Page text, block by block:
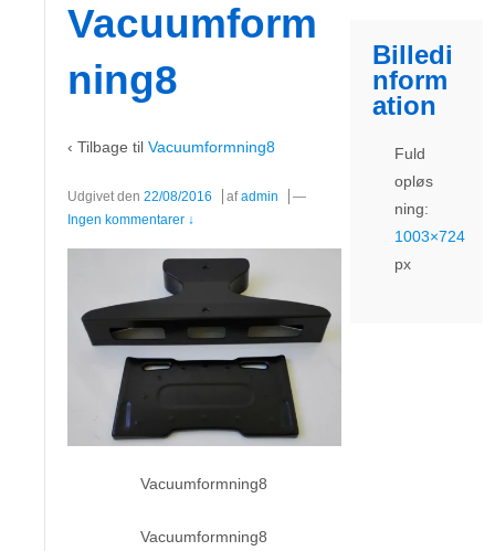
Vacuumform
ning8
‹ Tilbage til Vacuumformning8
Udgivet den 22/08/2016 afadmin
—
Ingen kommentarer ↓
Vacuumformning8
Vacuumformning8
Billedi
nform
ation
Fuld
opløs
ning:
1003×724
px